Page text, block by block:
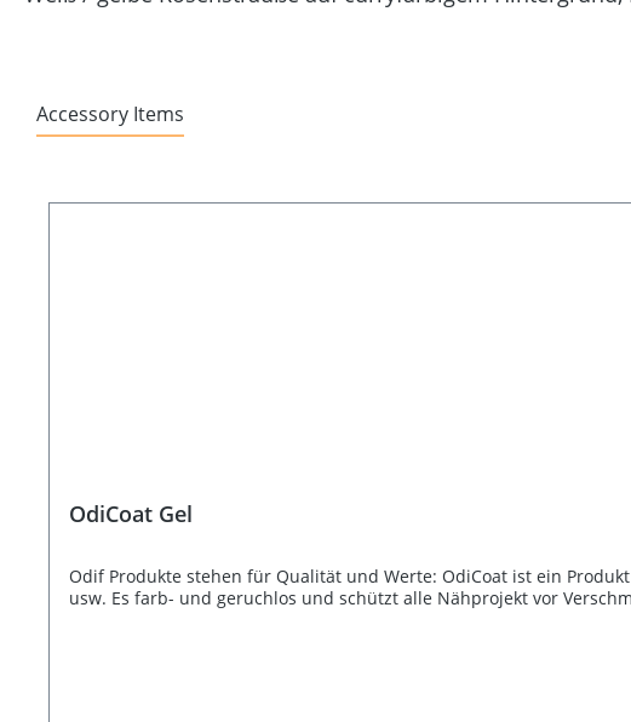
Accessory Items
OdiCoat Gel
Odif Produkte stehen für Qualität und Werte: OdiCoat ist ein
usw. Es farb- und geruchlos und schützt alle Nähprojekt vor